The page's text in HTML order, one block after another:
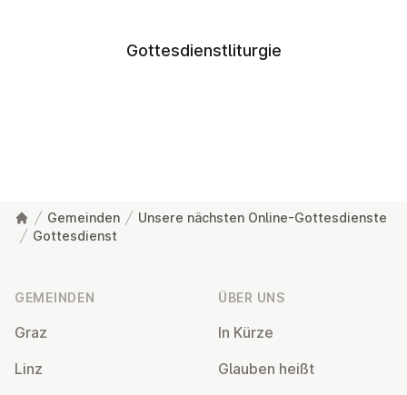
Gottesdienstliturgie
Gemeinden
Unsere nächsten Online-Gottesdienste
Gottesdienst
GEMEINDEN
Graz
Linz
ÜBER UNS
In Kürze
Glauben heißt